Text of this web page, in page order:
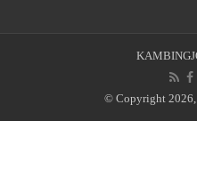
© Copyright 2026,